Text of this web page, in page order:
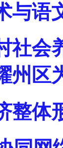
与语
社
州区
整体